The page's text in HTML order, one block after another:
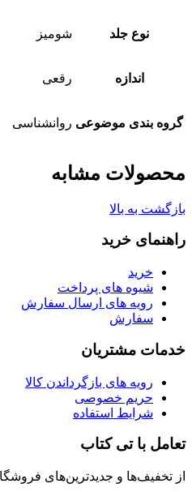
نوع جلد شومیز
اندازه رقعی
گروه بندی موضوعی روانشناسی
محصولات مشابه
بازگشت به بالا
راهنمای خرید
خرید
شیوه های پرداخت
رویه های ارسال سفارش
سفارش
خدمات مشتریان
رویه های بازگرداندن کالا
حریم خصوصی
شرایط استفاده
تعامل با تی کتاب
از تخفیف‌ها و جدیدترین‌های